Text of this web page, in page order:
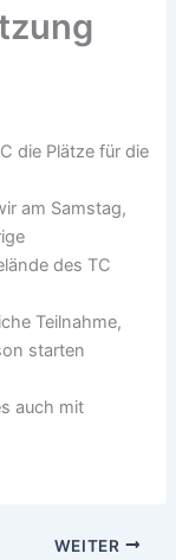
die Plätze für die
am Samstag,
des TC
Teilnahme,
starten
auch mit
WEITER